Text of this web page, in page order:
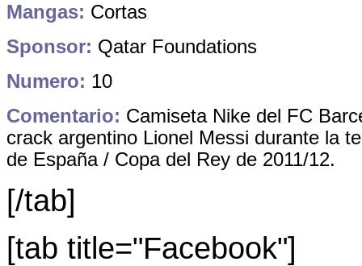
Mangas: Cortas
Sponsor: Qatar Foundations
Numero: 10
Comentario: Camiseta Nike del FC
crack argentino Lionel Messi durante la
de España / Copa del Rey de 2011/12.
[/tab]
[tab title="Facebook"]